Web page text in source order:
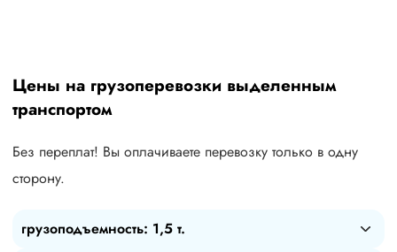
Цены на грузоперевозки выделенным
транспортом
Без переплат! Вы оплачиваете перевозку только в одну
сторону.
грузоподъемность: 1,5 т.